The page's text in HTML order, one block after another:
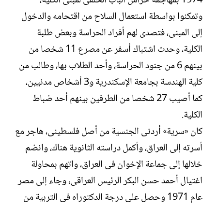
وتمكنوا بواسطة استعمال السلاح من اقتحامه والدخول
إلى المبنى، فتصدى لهم أفراد الحراسة وبعض طلبة
الكلية، وحدث اشتباك أسفر عن مصرع 11 شخصا من
بينهم 6 من جنود الحراسة، وأحد الطلاب بها، وطالب من
كلية الهندسة بجامعة الإسكندرية و3 أشخاص مدنيين،
كما أصيب 27 شخصا من الطرفين بينهم أحد ضباط
الكلية.
كان «سرية» أردنى الجنسية من أصل فلسطينى، هاجر مع
أسرته إلى العراق، وأكمل دراسته الثانوية هناك، وانضم
خلالها إلى جماعة الإخوان فى العراق، واتهم بمحاولة
اغتيال أحمد حسن البكر الرئيس العراقى، وجاء إلى مصر
عام 1971 وحصل على درجة الدكتوراه فى التربية من